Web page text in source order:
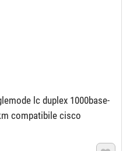
lc duplex 1000base-
compatibile cisco